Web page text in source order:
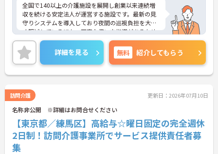
全国で140以上の介護施設を展開し創業以来連続増
収を続ける安定法人が運営する施設です。最新の見
守りシステムを導入しており夜間の巡視負担を大き
く軽減しているほか、丁寧な使い方指導があるため
安心して業務を始められます。月平均残業10時間程
度、住宅手当や子供手当、1食300円の食事補助など
生活を支える福利厚生が大変充実しています。『ハ
タラクエール2023』の認証も取得しており、資格取
得支援や職種別研修制度を通じて着実なキャリアア
分に活かし、ご自身の生活も大切にしながら長期的
に活躍できるおすすめの環境です。
★おすすめPOINT★
【安定した経営基盤とキャリア支援】
・全国140以上の施設を展開し連続増収を続ける安
詳細を見る 無料 紹介してもらう
訪問介護 更新日：2026年07月10日
名称非公開 ※詳細はお問合せください
【東京都／練馬区】高給与☆曜日固定の完全週休
2日制！訪問介護事業所でサービス提供責任者募
集